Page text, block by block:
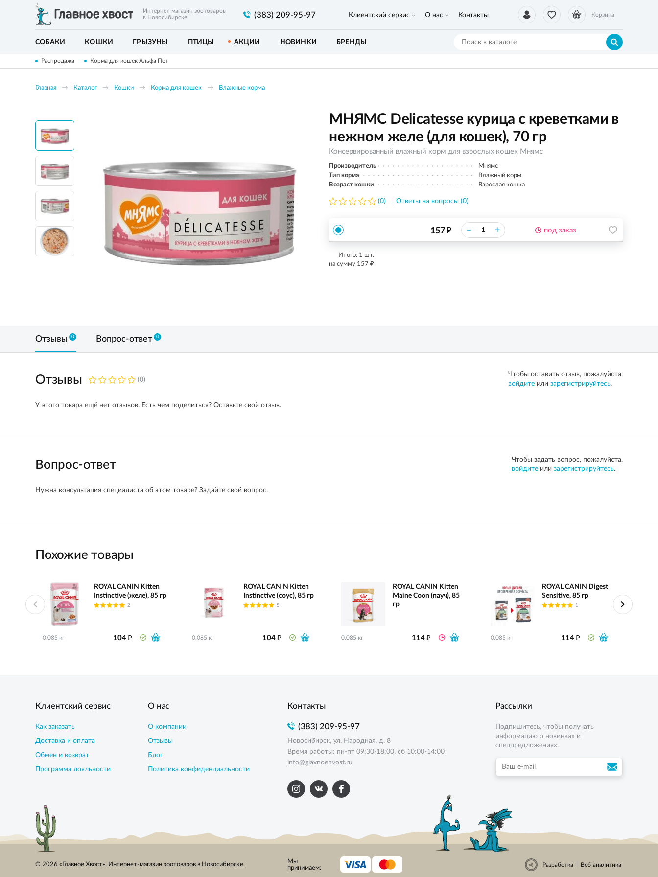
Интернет-магазин зоотоваров
в Новосибирске
(383) 209-95-97 Корзина
Клиентский сервис О нас Контакты
СОБАКИ КОШКИ ГРЫЗУНЫ ПТИЦЫ АКЦИИ НОВИНКИ БРЕНДЫ
Распродажа Корма для кошек Альфа Пет
Главная Каталог Кошки Корма для кошек Влажные корма
МНЯМС Delicatesse курица с креветками в
нежном желе (для кошек), 70 гр
Консервированный влажный корм для взрослых кошек Мнямс
Производитель
Мнямс
Тип корма
Влажный корм
Возраст кошки
Взрослая кошка
(0) Ответы на вопросы (0)
157₽ – + под заказ
Итого: 1 шт.
на сумму 157 ₽
Отзывы 0 Вопрос-ответ 0
Отзывы (0)
Чтобы оставить отзыв, пожалуйста,
войдите или зарегистрируйтесь.
У этого товара ещё нет отзывов. Есть чем поделиться? Оставьте свой отзыв.
Вопрос-ответ
Чтобы задать вопрос, пожалуйста,
войдите или зарегистрируйтесь.
Нужна консультация специалиста об этом товаре? Задайте свой вопрос.
Похожие товары
ROYAL CANIN Kitten
Instinctive (желе), 85 гр
2
0.085 кг 104₽
ROYAL CANIN Kitten
Instinctive (соус), 85 гр
5
0.085 кг 104₽
ROYAL CANIN Kitten
Maine Coon (пауч), 85
гр
0.085 кг 114₽
ROYAL CANIN Digest
Sensitive, 85 гр
1
0.085 кг 114₽
Клиентский сервис
Как заказать
Доставка и оплата
Обмен и возврат
Программа лояльности
О нас
О компании
Отзывы
Блог
Политика конфиденциальности
Контакты
(383) 209-95-97
Новосибирск, ул. Народная, д. 8
Время работы: пн-пт 09:30-18:00, сб 10:00-14:00
info@glavnoehvost.ru
Рассылки
Подпишитесь, чтобы получать
информацию о новинках и
спецпредложениях.
© 2026 «Главное Хвост». Интернет-магазин зоотоваров в Новосибирске.
Мы
принимаем:
Разработка Веб-аналитика